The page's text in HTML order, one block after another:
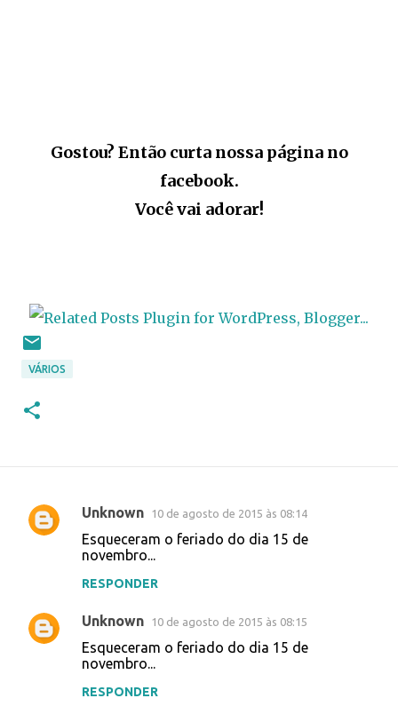
Gostou? Então curta nossa página no
facebook.
Você vai adorar!
VÁRIOS
C
n
Unknown 10 de agosto de 2015 às 08:14
Esqueceram o feriado do dia 15 de
novembro...
RESPONDER
Unknown 10 de agosto de 2015 às 08:15
Esqueceram o feriado do dia 15 de
novembro...
RESPONDER